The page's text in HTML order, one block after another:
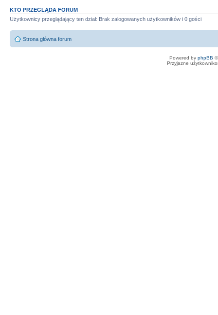
KTO PRZEGLĄDA FORUM
Użytkownicy przeglądający ten dział: Brak zalogowanych użytkowników i 0 gości
Strona główna forum
Powered by phpBB
Przyjazne